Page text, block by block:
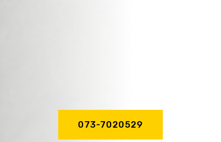
073-7020529